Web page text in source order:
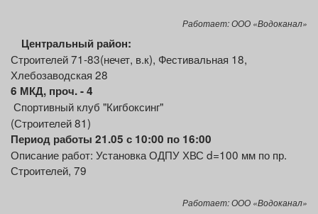
Работает: ООО «Водоканал»
Центральный район:
Строителей 71-83(нечет, в.к), Фестивальная 18,
Хлебозаводская 28
6 МКД, проч. - 4
Спортивный клуб "Кигбоксинг"
(Строителей 81)
Период работы 21.05 с 10:00 по 16:00
Описание работ: Установка ОДПУ ХВС d=100 мм по пр.
Строителей, 79
Работает: ООО «Водоканал»